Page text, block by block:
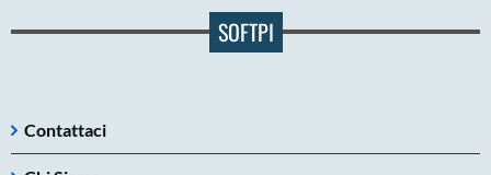
SOFTPI
Contattaci